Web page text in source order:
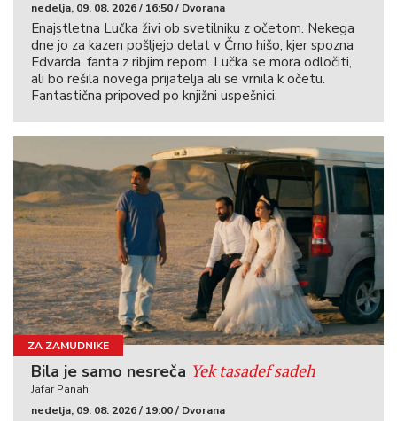
nedelja, 09. 08. 2026 / 16:50 / Dvorana
Enajstletna Lučka živi ob svetilniku z očetom. Nekega
dne jo za kazen pošljejo delat v Črno hišo, kjer spozna
Edvarda, fanta z ribjim repom. Lučka se mora odločiti,
ali bo rešila novega prijatelja ali se vrnila k očetu.
Fantastična pripoved po knjižni uspešnici.
ZA ZAMUDNIKE
Bila je samo nesreča Yek tasadef sadeh
Jafar Panahi
nedelja, 09. 08. 2026 / 19:00 / Dvorana